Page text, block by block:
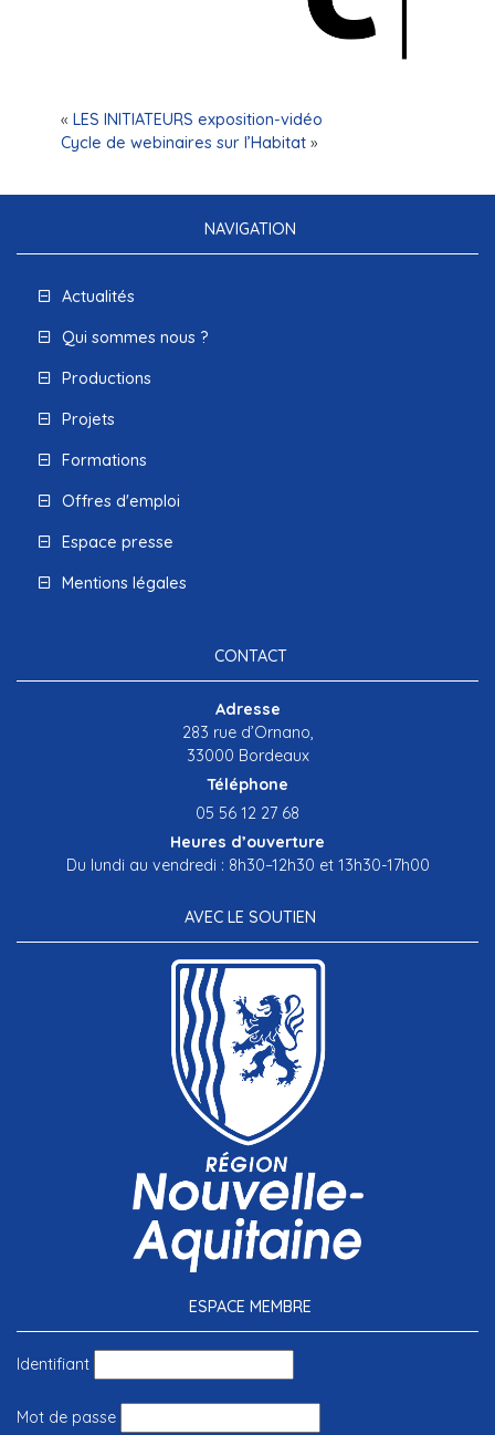
« LES INITIATEURS exposition-vidéo
Cycle de webinaires sur l’Habitat »
NAVIGATION
Actualités
Qui sommes nous ?
Productions
Projets
Formations
Offres d'emploi
Espace presse
Mentions légales
CONTACT
Adresse
283 rue d’Ornano,
33000 Bordeaux
Téléphone
05 56 12 27 68
Heures d’ouverture
Du lundi au vendredi : 8h30–12h30 et 13h30-17h00
AVEC LE SOUTIEN
ESPACE MEMBRE
Identifiant
Mot de passe